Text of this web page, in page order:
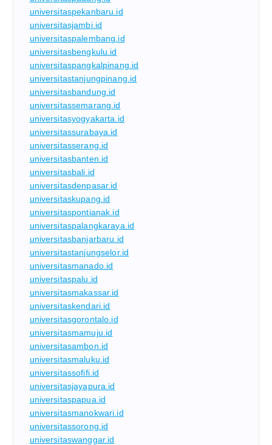
universitaspekanbaru.id
universitasjambi.id
universitaspalembang.id
universitasbengkulu.id
universitaspangkalpinang.id
universitastanjungpinang.id
universitasbandung.id
universitassemarang.id
universitasyogyakarta.id
universitassurabaya.id
universitasserang.id
universitasbanten.id
universitasbali.id
universitasdenpasar.id
universitaskupang.id
universitaspontianak.id
universitaspalangkaraya.id
universitasbanjarbaru.id
universitastanjungselor.id
universitasmanado.id
universitaspalu.id
universitasmakassar.id
universitaskendari.id
universitasgorontalo.id
universitasmamuju.id
universitasambon.id
universitasmaluku.id
universitassofifi.id
universitasjayapura.id
universitaspapua.id
universitasmanokwari.id
universitassorong.id
universitaswanggar.id